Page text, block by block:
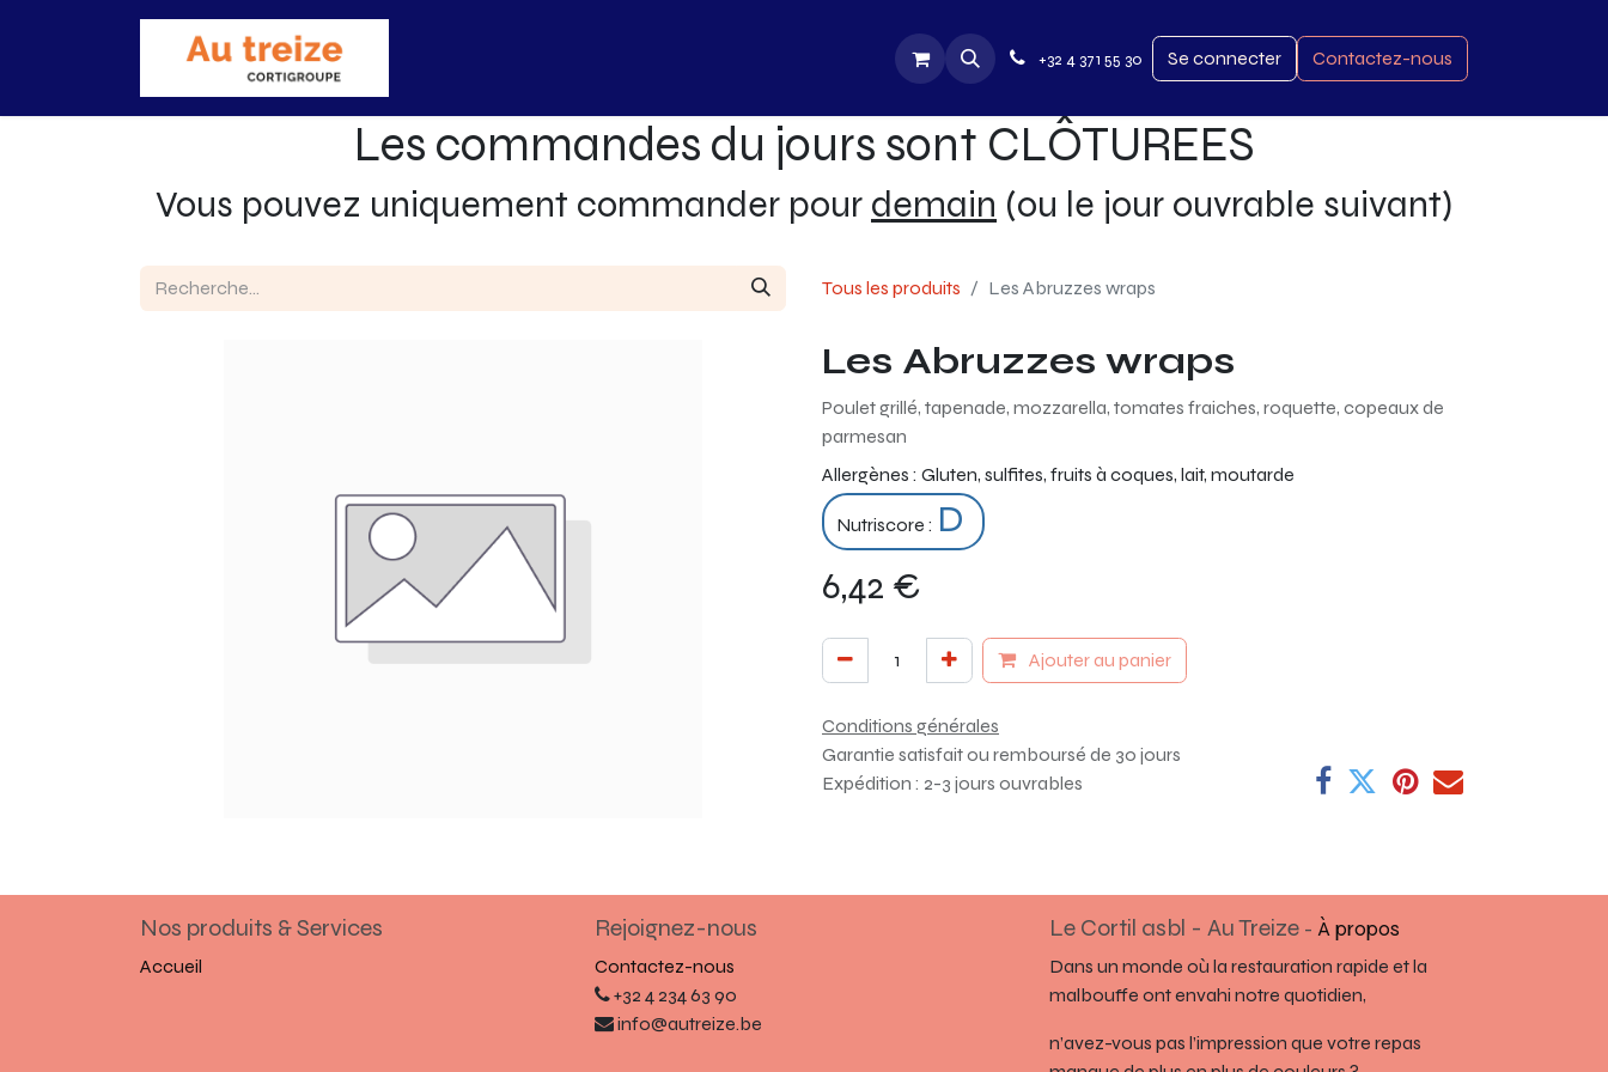
+32 4 371 55 30 Se connecter Contactez-nous
Les commandes du jours sont CLÔTUREES
Vous pouvez uniquement commander pour demain (ou le jour ouvrable suivant)
Tous les produits Les Abruzzes wraps
Les Abruzzes wraps
Poulet grillé, tapenade, mozzarella, tomates fraiches, roquette, copeaux de
parmesan
Allergènes : Gluten, sulfites, fruits à coques, lait, moutarde
Nutriscore : D
6,42 €
Ajouter au panier
Conditions générales
Garantie satisfait ou remboursé de 30 jours
Expédition : 2-3 jours ouvrables
Nos produits & Services
Accueil
Rejoignez-nous
Contactez-nous
+32 4 234 63 90
info@autreize.be
Le Cortil asbl - Au Treize - À propos
Dans un monde où la restauration rapide et la
malbouffe ont envahi notre quotidien,
n’avez-vous pas l’impression que votre repas